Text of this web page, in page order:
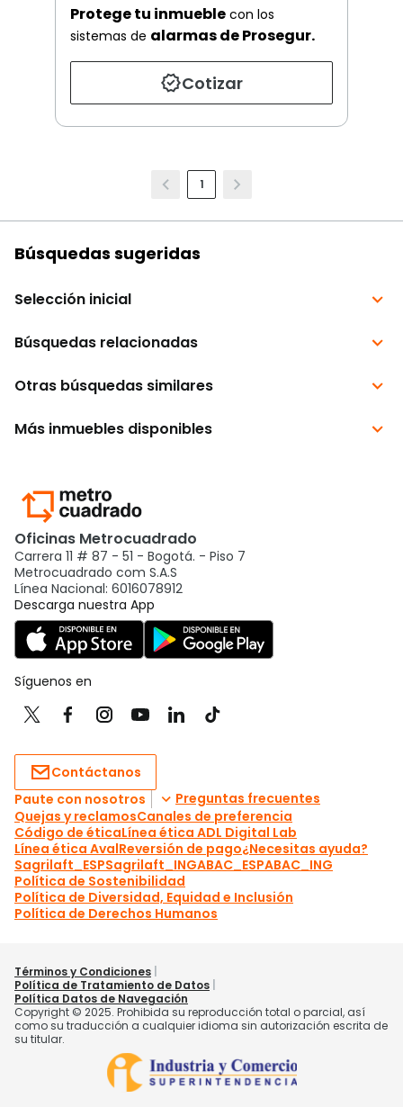
Protege tu inmueble con los
sistemas de alarmas de Prosegur.
Cotizar
1